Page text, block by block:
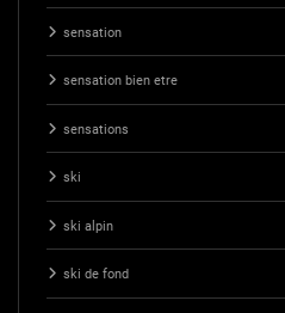
sensation
sensation bien etre
sensations
ski
ski alpin
ski de fond